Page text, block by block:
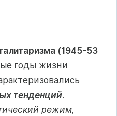
(1945-53
годы жизни
тенденций.
режим,